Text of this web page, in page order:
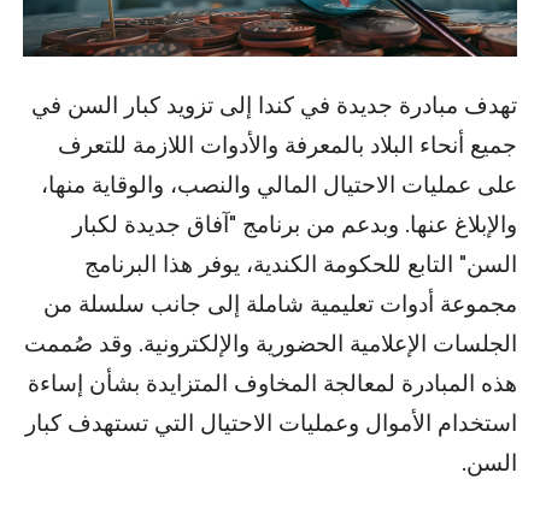
تهدف مبادرة جديدة في كندا إلى تزويد كبار السن في
جميع أنحاء البلاد بالمعرفة والأدوات اللازمة للتعرف
على عمليات الاحتيال المالي والنصب، والوقاية منها،
والإبلاغ عنها. وبدعم من برنامج "آفاق جديدة لكبار
السن" التابع للحكومة الكندية، يوفر هذا البرنامج
مجموعة أدوات تعليمية شاملة إلى جانب سلسلة من
الجلسات الإعلامية الحضورية والإلكترونية. وقد صُممت
هذه المبادرة لمعالجة المخاوف المتزايدة بشأن إساءة
استخدام الأموال وعمليات الاحتيال التي تستهدف كبار
السن.